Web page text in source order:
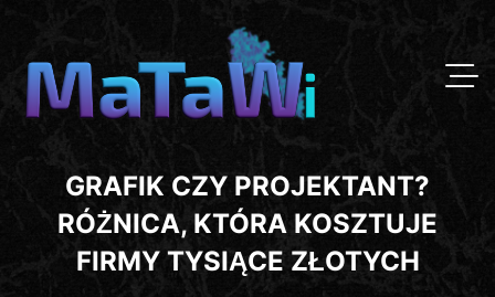
GRAFIK CZY PROJEKTANT?
RÓŻNICA, KTÓRA KOSZTUJE
FIRMY TYSIĄCE ZŁOTYCH